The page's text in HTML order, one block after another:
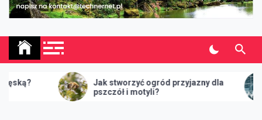
Jak stworzyć ogród przyjazny dla
pszczół i motyli?